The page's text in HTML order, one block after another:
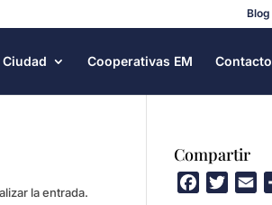
Blog
Ciudad Cooperativas EM Contacto
la entrada.
Compartir